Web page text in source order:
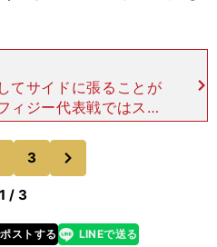
てサイドに張ることが
ィジー代表戦ではステ
中に切れ込むサインプ
攻撃ではWTB、守備
。松
3
1 / 3
ストする
line LINEで送る